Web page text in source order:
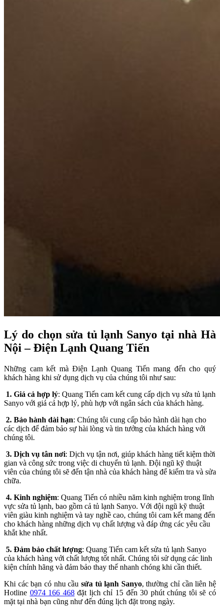
Lý do chọn sửa tủ lạnh Sanyo tại nhà Hà
Nội – Điện Lạnh Quang Tiến
Những cam kết mà Điện Lạnh Quang Tiến mang đến cho quý
khách hàng khi sử dụng dịch vụ của chúng tôi như sau:
1. Giá cả hợp lý: Quang Tiến cam kết cung cấp dịch vụ sửa tủ lạnh
Sanyo với giá cả hợp lý, phù hợp với ngân sách của khách hàng.
2. Bảo hành dài hạn: Chúng tôi cung cấp bảo hành dài hạn cho
các dịch để đảm bảo sự hài lòng và tin tưởng của khách hàng với
chúng tôi.
3. Dịch vụ tân nơi: Dịch vụ tận nơi, giúp khách hàng tiết kiệm thời
gian và công sức trong việc di chuyển tủ lạnh. Đội ngũ kỹ thuật
viên của chúng tôi sẽ đến tận nhà của khách hàng để kiểm tra và sửa
chữa.
4. Kinh nghiệm: Quang Tiến có nhiều năm kinh nghiệm trong lĩnh
vực sửa tủ lạnh, bao gồm cả tủ lạnh Sanyo. Với đội ngũ kỹ thuật
viên giàu kinh nghiệm và tay nghề cao, chúng tôi cam kết mang đến
cho khách hàng những dịch vụ chất lượng và đáp ứng các yêu cầu
khắt khe nhất.
5. Đảm bảo chất lượng: Quang Tiến cam kết sửa tủ lạnh Sanyo
của khách hàng với chất lượng tốt nhất. Chúng tôi sử dụng các linh
kiện chính hãng và đảm bảo thay thế nhanh chóng khi cần thiết.
Khi các bạn có nhu cầu sửa tủ lạnh Sanyo, thường chỉ cần liên hệ
Hotline 0974 166 468đặt lịch chỉ 15 đến 30 phút chúng tôi sẽ có
mặt tại nhà bạn cũng như đến đúng lịch đặt trong ngày.